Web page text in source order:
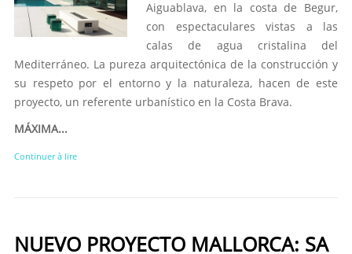
Aiguablava, en la costa de Begur,
con espectaculares vistas a las
calas de agua cristalina del
Mediterráneo. La pureza arquitectónica de la construcción y
su respeto por el entorno y la naturaleza, hacen de este
proyecto, un referente urbanístico en la Costa Brava.
MÁXIMA...
Continuer à lire
NUEVO PROYECTO MALLORCA: SA